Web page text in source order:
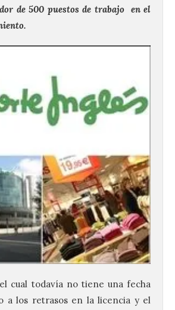
de 500 puestos de trabajo en el
cual todavía no tiene una fecha
a los retrasos en la licencia y el